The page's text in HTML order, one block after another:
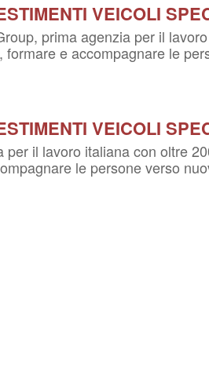
VEICOLI
prima agenzia per il
e accompagnare le
VEICOLI
per il lavoro italiana con oltre
le persone verso